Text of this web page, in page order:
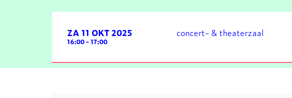
ZA 11 OKT 2025
16:00- 17:00
concert- & theaterzaal